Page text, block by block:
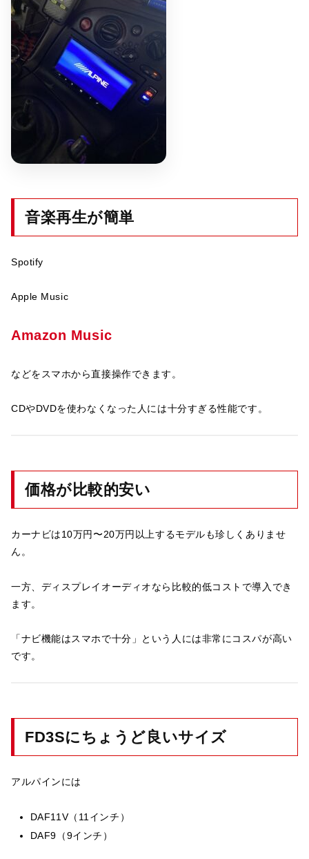
音楽再生が簡単
Spotify
Apple Music
Amazon Music
などをスマホから直接操作できます。
CDやDVDを使わなくなった人には十分すぎる性能です。
価格が比較的安い
カーナビは10万円〜20万円以上するモデルも珍しくありませ
ん。
一方、ディスプレイオーディオなら比較的低コストで導入でき
ます。
「ナビ機能はスマホで十分」という人には非常にコスパが高い
です。
FD3Sにちょうど良いサイズ
アルパインには
DAF11V（11インチ）
DAF9（9インチ）